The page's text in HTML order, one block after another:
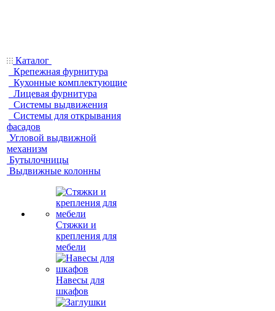
Каталог
Крепежная фурнитура
Кухонные комплектующие
Лицевая фурнитура
Системы выдвижения
Системы для открывания
фасадов
Угловой выдвижной
механизм
Бутылочницы
Выдвижные колонны
Стяжки и
крепления для
мебели
Навесы для
шкафов